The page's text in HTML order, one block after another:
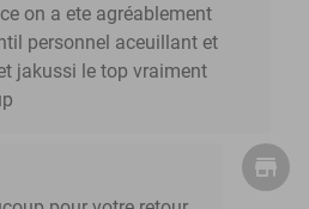
on a ete agréablement
personnel aceuillant et
jakussi le top vraiment